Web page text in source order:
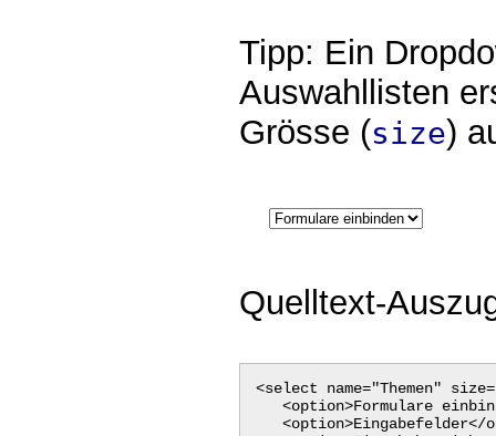
Tipp: Ein
Auswahllisten
Grösse (size)
Quelltext-
<select name="Themen"
<option>Formulare
<option>Eingabefelder</